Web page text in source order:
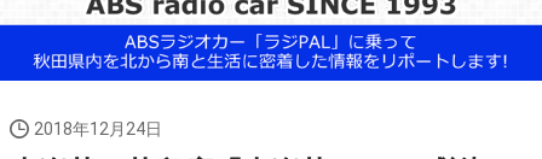
2018年12月24日